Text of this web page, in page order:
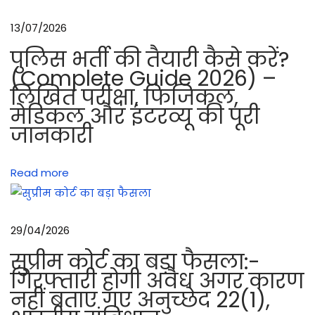
कै
से
लिं
क
क
?
7
6
2
m
m
13/07/2026
पुलिस भर्ती की तैयारी कैसे करें?
(Complete Guide 2026) –
लिखित परीक्षा, फिजिकल,
मेडिकल और इंटरव्यू की पूरी
जानकारी
Read more
29/04/2026
सुप्रीम कोर्ट का बड़ा फैसला:-
गिरफ्तारी होगी अवैध अगर कारण
नहीं बताए गए अनुच्छेद 22(1),